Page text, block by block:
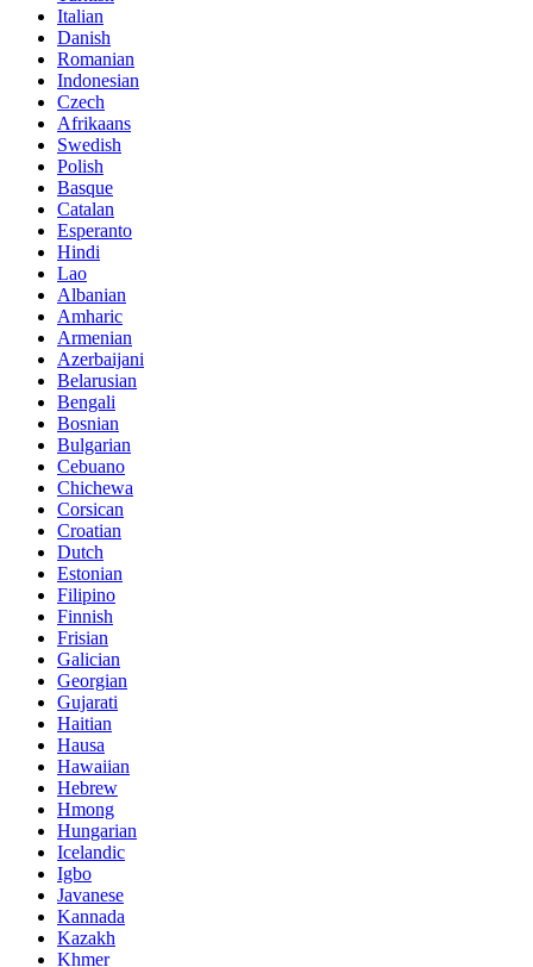
Italian
Danish
Romanian
Indonesian
Czech
Afrikaans
Swedish
Polish
Basque
Catalan
Esperanto
Hindi
Lao
Albanian
Amharic
Armenian
Azerbaijani
Belarusian
Bengali
Bosnian
Bulgarian
Cebuano
Chichewa
Corsican
Croatian
Dutch
Estonian
Filipino
Finnish
Frisian
Galician
Georgian
Gujarati
Haitian
Hausa
Hawaiian
Hebrew
Hmong
Hungarian
Icelandic
Igbo
Javanese
Kannada
Kazakh
Khmer